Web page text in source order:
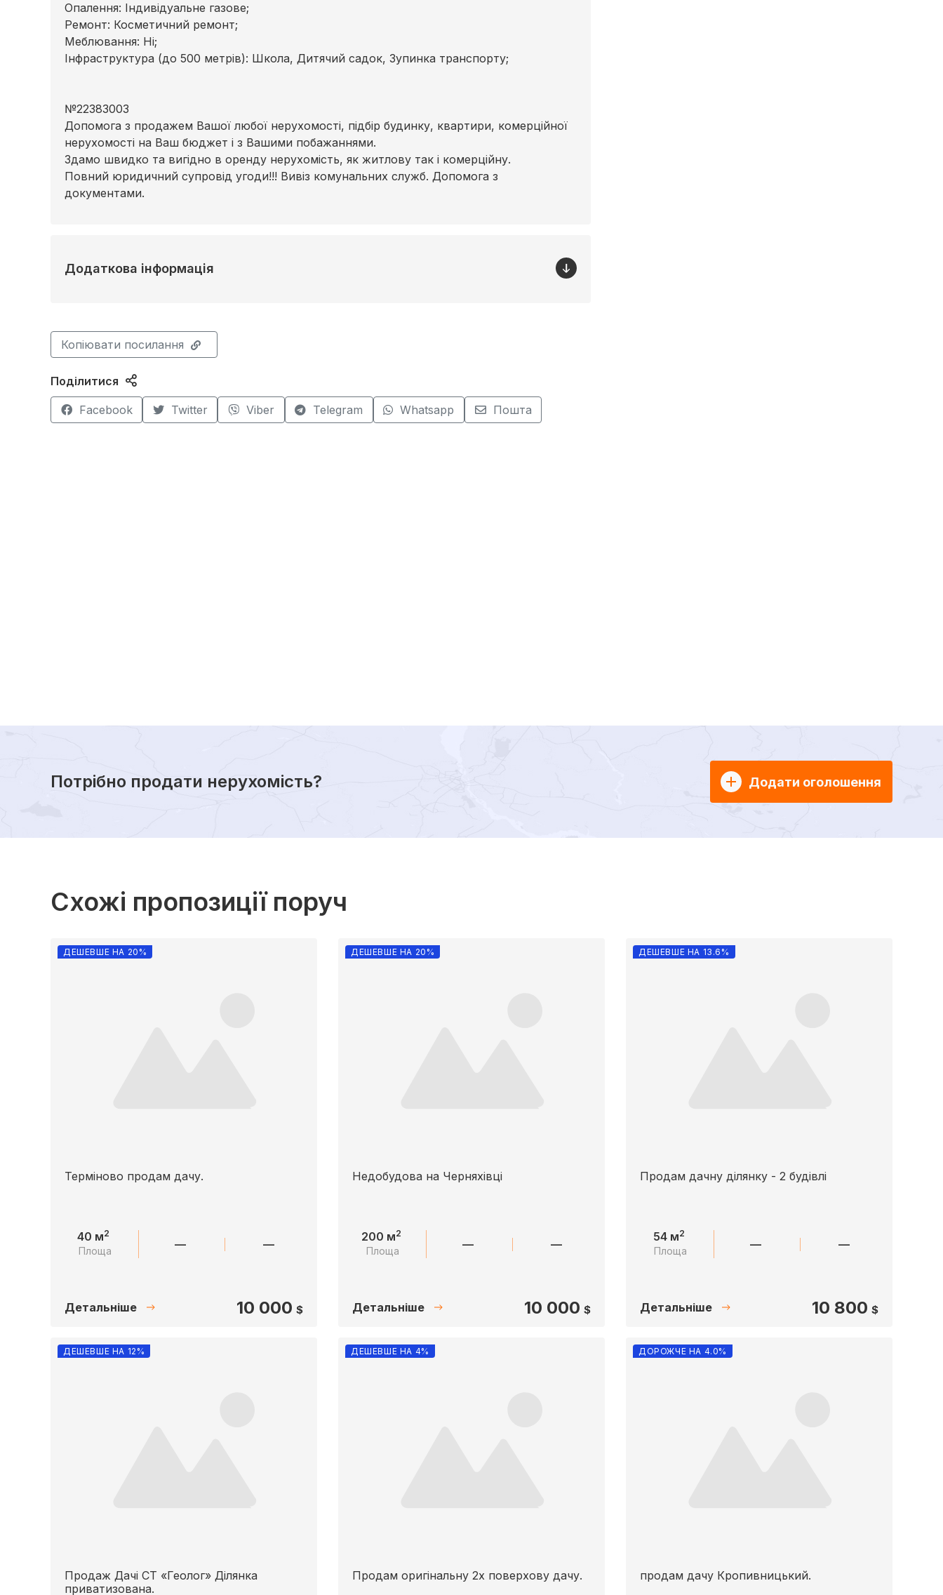
Опалення: Індивідуальне газове;
Ремонт: Косметичний ремонт;
Меблювання: Ні;
Інфраструктура (до 500 метрів): Школа, Дитячий садок, Зупинка транспорту;
№22383003
Допомога з продажем Вашої любої нерухомості, підбір будинку, квартири, комерційної
нерухомості на Ваш бюджет і з Вашими побажаннями.
Здамо швидко та вигідно в оренду нерухомість, як житлову так і комерційну.
Повний юридичний супровід угоди!!! Вивіз комунальних служб. Допомога з
документами.
Додаткова інформація
Копіювати посилання
Поділитися
Facebook Twitter Viber Telegram Whatsapp Пошта
Потрібно продати нерухомість? Додати оголошення
Схожі пропозиції поруч
ДЕШЕВШЕ НА 20%
Терміново продам дачу.
40 м2
Площа — —
Детальніше 10 000 $
ДЕШЕВШЕ НА 20%
Недобудова на Черняхівці
200 м2
Площа — —
Детальніше 10 000 $
ДЕШЕВШЕ НА 13.6%
Продам дачну ділянку - 2 будівлі
54 м2
Площа — —
Детальніше 10 800 $
ДЕШЕВШЕ НА 12%
Продаж Дачі СТ «Геолог» Ділянка
приватизована.
ДЕШЕВШЕ НА 4%
Продам оригінальну 2х поверхову дачу.
ДОРОЖЧЕ НА 4.0%
продам дачу Кропивницький.